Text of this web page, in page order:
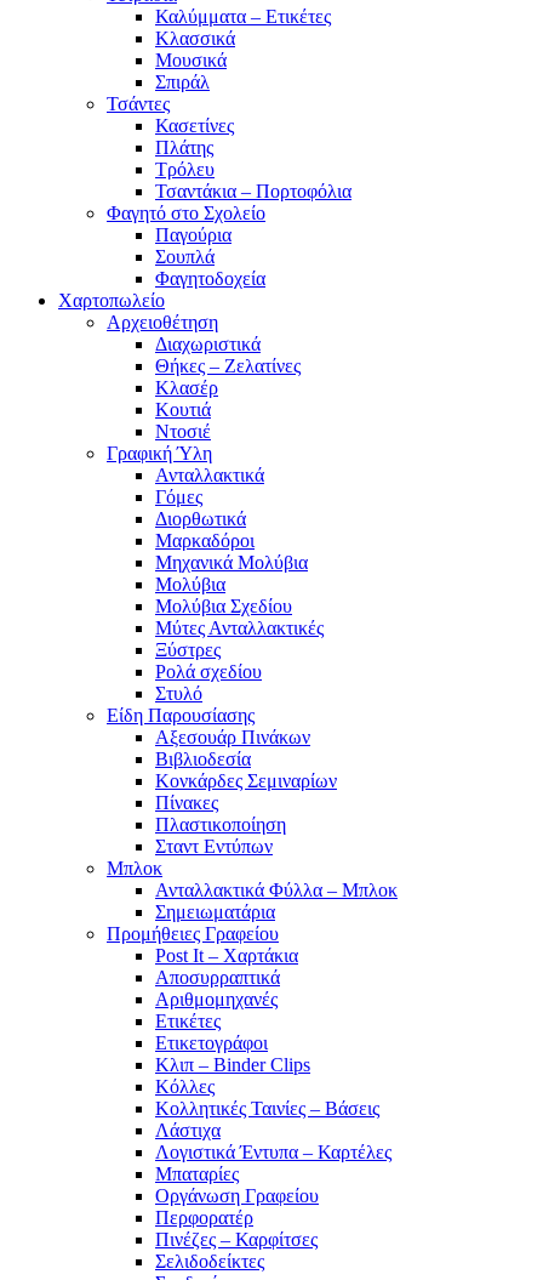
Καλύμματα – Ετικέτες
Κλασσικά
Μουσικά
Σπιράλ
Τσάντες
Κασετίνες
Πλάτης
Τρόλευ
Τσαντάκια – Πορτοφόλια
Φαγητό στο Σχολείο
Παγούρια
Σουπλά
Φαγητοδοχεία
Χαρτοπωλείο
Αρχειοθέτηση
Διαχωριστικά
Θήκες – Ζελατίνες
Κλασέρ
Κουτιά
Ντοσιέ
Γραφική Ύλη
Ανταλλακτικά
Γόμες
Διορθωτικά
Μαρκαδόροι
Μηχανικά Μολύβια
Μολύβια
Μολύβια Σχεδίου
Μύτες Ανταλλακτικές
Ξύστρες
Ρολά σχεδίου
Στυλό
Είδη Παρουσίασης
Αξεσουάρ Πινάκων
Βιβλιοδεσία
Κονκάρδες Σεμιναρίων
Πίνακες
Πλαστικοποίηση
Σταντ Εντύπων
Μπλοκ
Ανταλλακτικά Φύλλα – Μπλοκ
Σημειωματάρια
Προμήθειες Γραφείου
Post It – Χαρτάκια
Αποσυρραπτικά
Αριθμομηχανές
Ετικέτες
Ετικετογράφοι
Κλιπ – Binder Clips
Κόλλες
Κολλητικές Ταινίες – Βάσεις
Λάστιχα
Λογιστικά Έντυπα – Καρτέλες
Μπαταρίες
Οργάνωση Γραφείου
Περφορατέρ
Πινέζες – Καρφίτσες
Σελιδοδείκτες